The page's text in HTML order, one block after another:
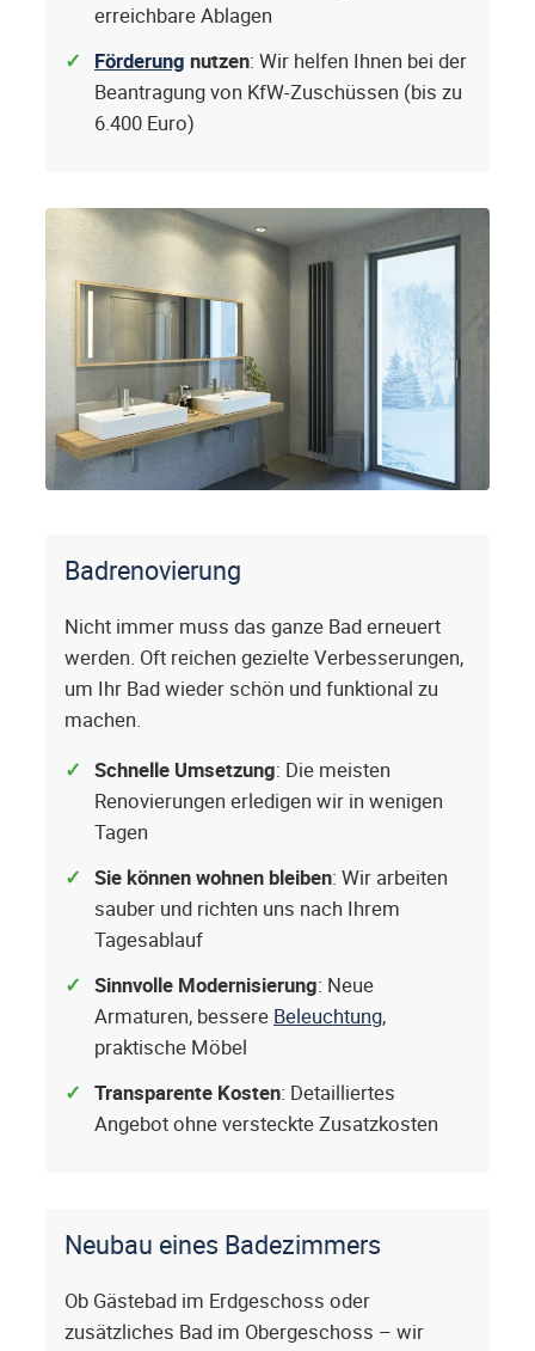
erreichbare Ablagen
Förderung nutzen: Wir helfen Ihnen bei der
Beantragung von KfW-Zuschüssen (bis zu
6.400 Euro)
Badrenovierung
Nicht immer muss das ganze Bad erneuert
werden. Oft reichen gezielte Verbesserungen,
um Ihr Bad wieder schön und funktional zu
machen.
Schnelle Umsetzung: Die meisten
Renovierungen erledigen wir in wenigen
Tagen
Sie können wohnen bleiben: Wir arbeiten
sauber und richten uns nach Ihrem
Tagesablauf
Sinnvolle Modernisierung: Neue
Armaturen, bessere Beleuchtung,
praktische Möbel
Transparente Kosten: Detailliertes
Angebot ohne versteckte Zusatzkosten
Neubau eines Badezimmers
Ob Gästebad im Erdgeschoss oder
zusätzliches Bad im Obergeschoss – wir